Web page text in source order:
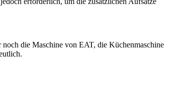
die Maschine von EAT, die Küchenmaschine